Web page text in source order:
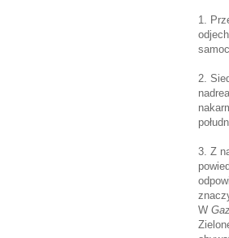
1.
2.
3. Z
W